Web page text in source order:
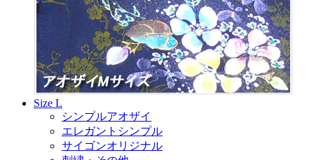
Size L
シンプルアオザイ
エレガントシンプル
サイゴンオリジナル